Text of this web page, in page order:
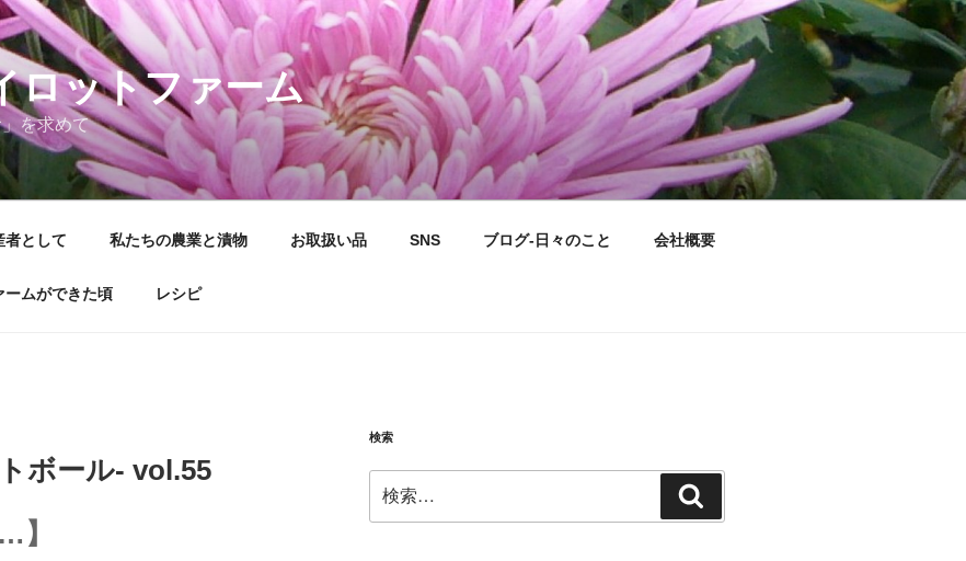
ロットファーム
を求めて
者として 私たちの農業と漬物 お取扱い品 SNS ブログ-日々のこと 会社概要
ームができた頃 レシピ
ボール- vol.55
】
検索
索:
索